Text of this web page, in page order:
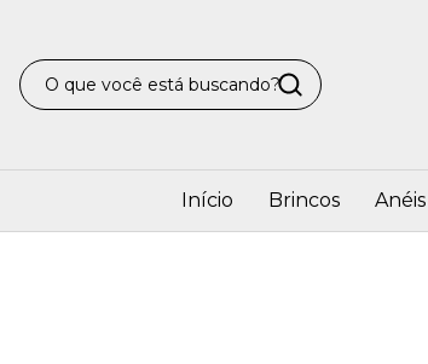
Início Brincos Anéis